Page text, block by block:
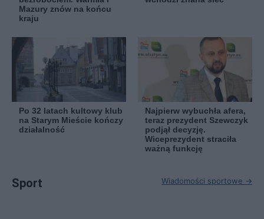
Mazury znów na końcu
kraju
Po 32 latach kultowy klub
na Starym Mieście kończy
działalność
Najpierw wybuchła afera,
teraz prezydent Szewczyk
podjął decyzję.
Wiceprezydent straciła
ważną funkcję
Sport Wiadomości sportowe →